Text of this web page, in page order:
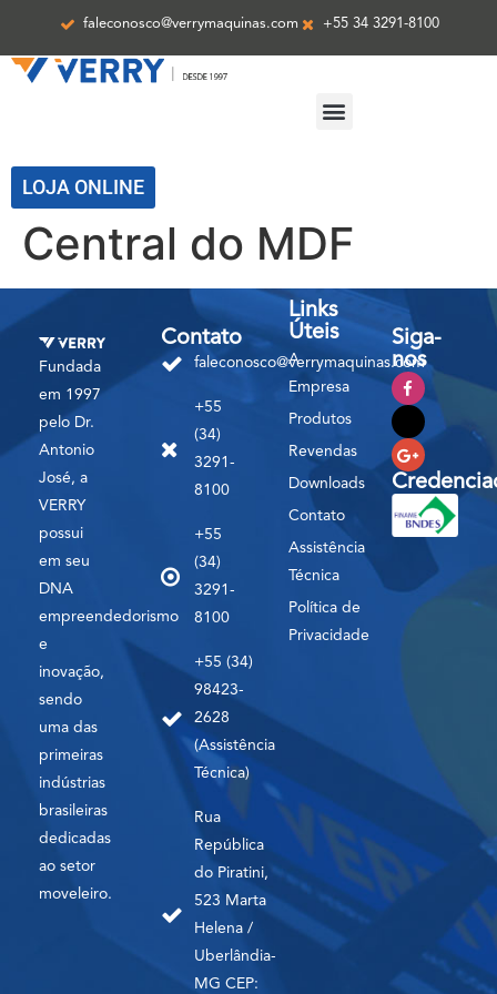
faleconosco@verrymaquinas.com +55 34 3291-8100
LOJA ONLINE
Central do MDF
Fundada
em 1997
pelo Dr.
Antonio
José, a
VERRY
possui
em seu
DNA
empreendedorismo
e
inovação,
sendo
uma das
primeiras
indústrias
brasileiras
dedicadas
ao setor
moveleiro.
Contato
faleconosco@verrymaquinas.com
+55
(34)
3291-
8100
+55
(34)
3291-
8100
+55 (34)
98423-
2628
(Assistência
Técnica)
Rua
República
do Piratini,
523 Marta
Helena /
Uberlândia-
MG CEP:
Links
Úteis
A
Empresa
Produtos
Revendas
Downloads
Contato
Assistência
Técnica
Política de
Privacidade
Siga-
nos